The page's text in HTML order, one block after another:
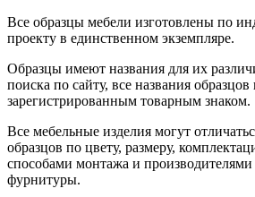
Все образцы мебели изготовлены по
проекту в единственном экземпляре.
Образцы имеют названия для их
поиска по сайту, все названия образцов
зарегистрированным товарным знаком.
Все мебельные изделия могут
образцов по цвету, размеру,
способами монтажа и
фурнитуры.